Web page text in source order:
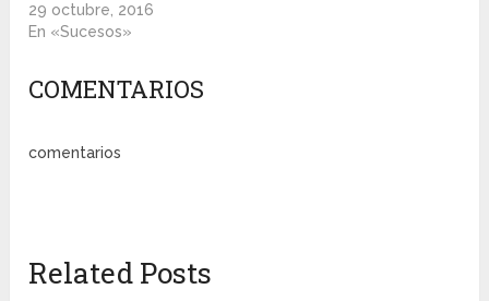
29 octubre, 2016
En «Sucesos»
COMENTARIOS
comentarios
Related Posts